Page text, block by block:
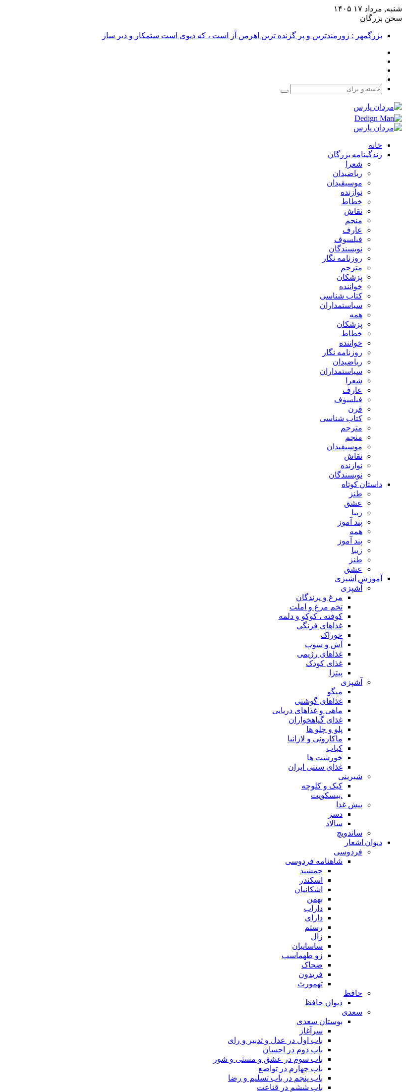
شنبه, مرداد ۱۷ ۱۴۰۵
سخن بزرگان
بزرگمهر : زورمندترین و پر گزنده ترین اهرمن آز است ، که دیوی است ستمکار و دیر ساز
جستجو
خانه
زندگینامه بزرگان
شعرا
ریاضیدان
موسیقیدان
نوازنده
خطاط
نقاش
منجم
عارف
فیلسوف
نویسندگان
روزنامه نگار
مترجم
پزشکان
خواننده
کتاب شناسی
سیاستمداران
همه
پزشکان
خطاط
خواننده
روزنامه نگار
ریاضیدان
سیاستمداران
شعرا
عارف
فیلسوف
قرن
کتاب شناسی
مترجم
منجم
موسیقیدان
نقاش
نوازنده
نویسندگان
داستان کوتاه
طنز
عشق
زیبا
پند آموز
همه
پند آموز
زیبا
طنز
عشق
آموزش آشپزی
آشپزی
مرغ و پرندگان
تخم مرغ و املت
کوفته ، کوکو و دلمه
غذاهای فرنگی
خوراک
آش و سوپ
غذاهای رژیمی
غذای کودک
پیتزا
آشپزی
میگو
غذاهای گوشتی
ماهی و غذاهای دریایی
غذای گیاهخواران
پلو و چلو ها
ماکارونی و لازانیا
کباب
خورشت ها
غذای سنتی ایران
شیرینی
کیک و کلوچه
.بیسکویت
پیش غذا
دسر
سالاد
ساندویچ
دیوان اشعار
فردوسی
شاهنامه فردوسی
جمشید
اسکندر
اشکانیان
بهمن
داراب
دارای
رستم
زال
ساسانیان
زو طهماسپ‏
ضحاک
فریدون
تهمورث
حافظ
دیوان حافظ
سعدی
بوستان سعدی
سرآغاز
باب اول در عدل و تدبیر و رای
باب دوم در احسان
باب سوم در عشق و مستی و شور
باب چهارم در تواضع
باب پنجم در باب تسلیم و رضا
باب ششم در قناعت